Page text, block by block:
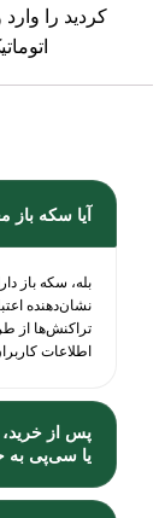
کردید را
آیا سکه باز
بله، سکه باز
نشان‌دهنده
تراکنش‌ها از
اطلاعات
پس از
یا سی‌پی به